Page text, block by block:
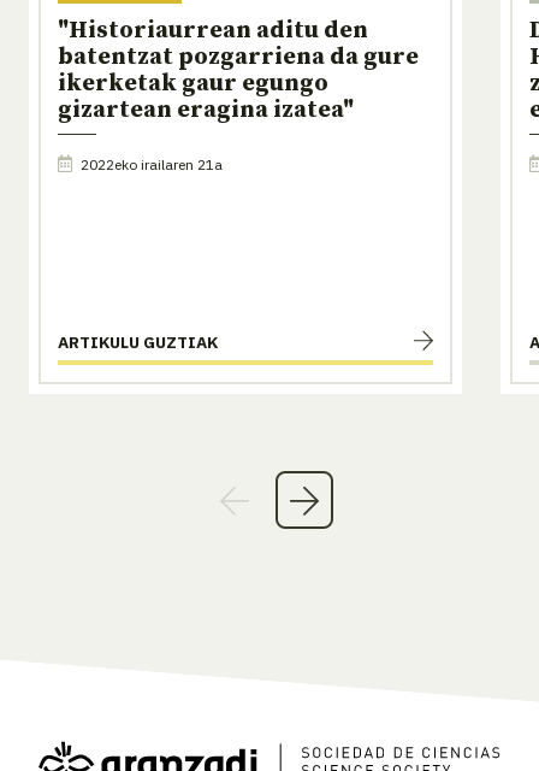
"Historiaurrean aditu den
batentzat pozgarriena da gure
ikerketak gaur egungo
gizartean eragina izatea"
2022eko irailaren 21a
ARTIKULU GUZTIAK